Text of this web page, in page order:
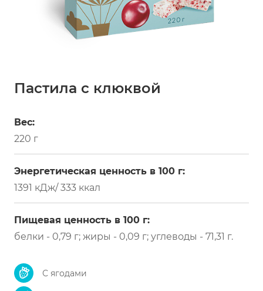
Пастила с клюквой
Вес:
220 г
Энергетическая ценность в 100 г:
1391 кДж/ 333 ккал
Пищевая ценность в 100 г:
белки - 0,79 г; жиры - 0,09 г; углеводы - 71,31 г.
С ягодами